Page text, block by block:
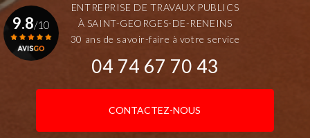
ENTREPRISE DE TRAVAUX PUBLICS
À SAINT-GEORGES-DE-RENEINS
30 ans de savoir-faire à votre service
04 74 67 70 43
CONTACTEZ-NOUS
9.8/10